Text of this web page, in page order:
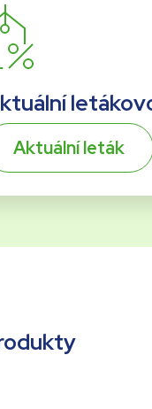
Aktuální leták